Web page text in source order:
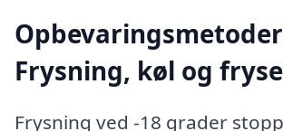
Frysning, køl og
Frysning ved -18 grader